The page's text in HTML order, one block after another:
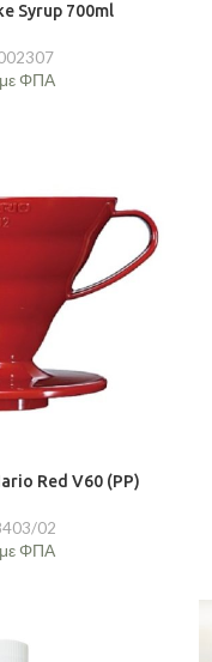
Syrup 700ml
με ΦΠΑ
Red V60 (PP)
02
με ΦΠΑ